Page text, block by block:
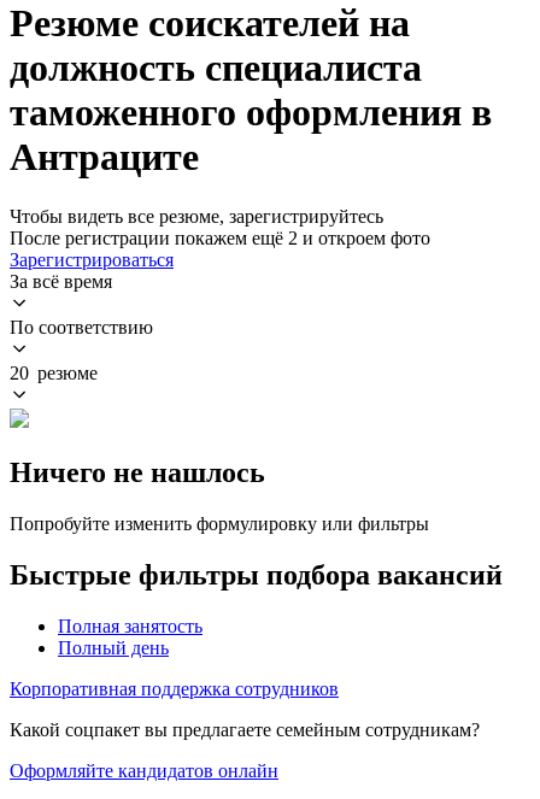
Резюме соискателей на
должность специалиста
таможенного оформления в
Антраците
Чтобы видеть все резюме, зарегистрируйтесь
После регистрации покажем ещё 2 и откроем фото
Зарегистрироваться
За всё время
По соответствию
20 резюме
Ничего не нашлось
Попробуйте изменить формулировку или фильтры
Быстрые фильтры подбора вакансий
Полная занятость
Полный день
Корпоративная поддержка сотрудников
Какой соцпакет вы предлагаете семейным сотрудникам?
Оформляйте кандидатов онлайн